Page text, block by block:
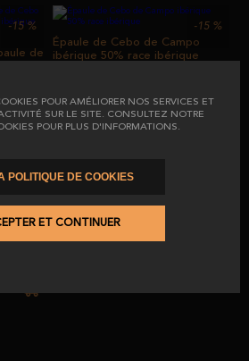
POUR AMÉLIORER NOS SERVICES ET
SUR LE SITE. CONSULTEZ NOTRE
POUR PLUS D'INFORMATIONS.
ET CONTINUER
de
-15 %
Épaule de Cebo de Campo
ibérique 50% race ibérique
À partir de
113,85 €
avant
133,91 €
-15 %
POLITIQUE DE COOKIES